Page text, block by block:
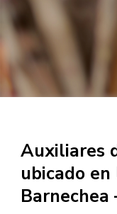
Auxiliares
ubicado
Barnechea